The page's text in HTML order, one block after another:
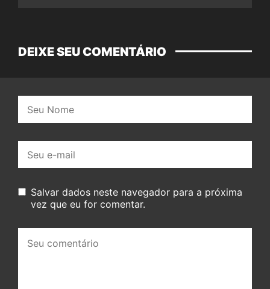
DEIXE SEU COMENTÁRIO
mail:
Salvar dados neste navegador para a próxima
vez que eu for comentar.
comentário: